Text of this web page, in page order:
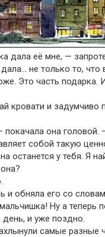
дала её мне, —
не только то, что
Это часть подарка.
кровати и задумчиво
она головой.
собой такую
останется у тебя. Я
и обняла его со
Ну а теперь
и уже поздно.
самые разные